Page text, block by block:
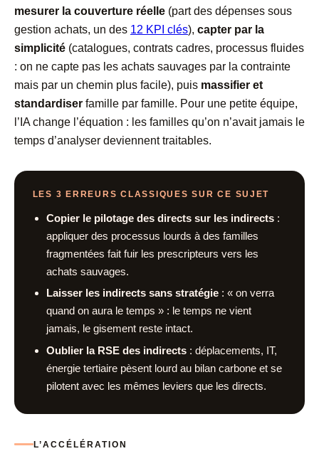
mesurer la couverture réelle (part des dépenses sous
gestion achats, un des 12 KPI clés), capter par la
simplicité (catalogues, contrats cadres, processus fluides
: on ne capte pas les achats sauvages par la contrainte
mais par un chemin plus facile), puis massifier et
standardiser famille par famille. Pour une petite équipe,
l’IA change l’équation : les familles qu’on n’avait jamais le
temps d’analyser deviennent traitables.
LES 3 ERREURS CLASSIQUES SUR CE SUJET
Copier le pilotage des directs sur les indirects:
appliquer des processus lourds à des familles
fragmentées fait fuir les prescripteurs vers les
achats sauvages.
Laisser les indirects sans stratégie: « on verra
quand on aura le temps » : le temps ne vient
jamais, le gisement reste intact.
Oublier la RSE des indirects: déplacements, IT,
énergie tertiaire pèsent lourd au bilan carbone et se
pilotent avec les mêmes leviers que les directs.
L’ACCÉLÉRATION